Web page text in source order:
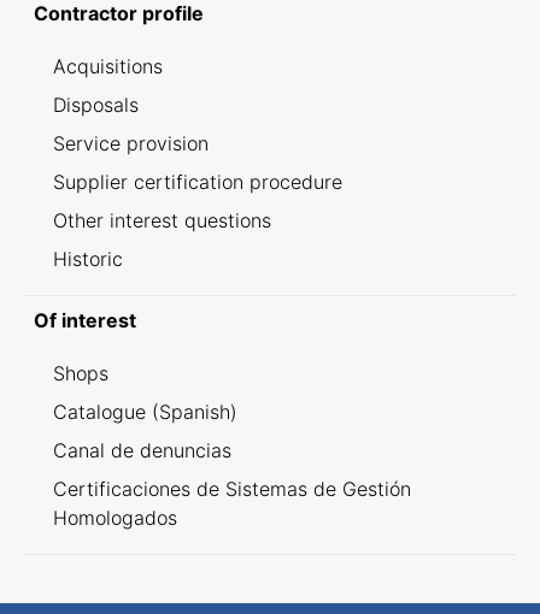
Contractor profile
Acquisitions
Disposals
Service provision
Supplier certification procedure
Other interest questions
Historic
Of interest
Shops
Catalogue (Spanish)
Canal de denuncias
Certificaciones de Sistemas de Gestión
Homologados